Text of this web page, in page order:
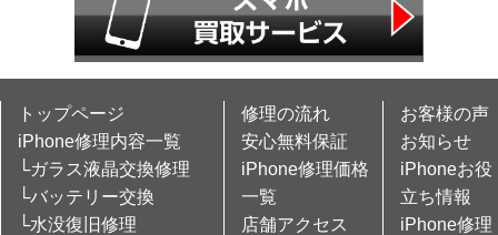
トップページ
iPhone修理内容一覧
└ガラス液晶交換修理
└バッテリー交換
└水没復旧修理
修理の流れ
安心無料保証
iPhone修理価格
一覧
店舗アクセス
お客様の声
お知らせ
iPhoneお役
立ち情報
iPhone修理